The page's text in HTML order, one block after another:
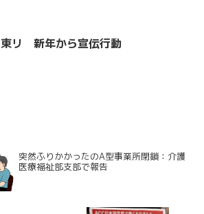
東リ 新年から宣伝行動
突然ふりかかったのA型事業所閉鎖：介護
医療福祉部支部で報告